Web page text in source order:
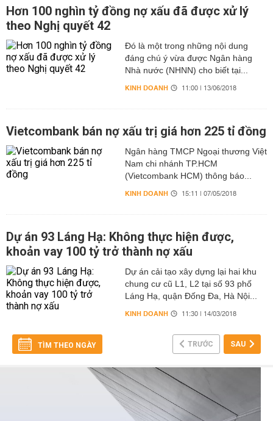
Hơn 100 nghìn tỷ đồng nợ xấu đã được xử lý
theo Nghị quyết 42
Đó là một trong những nội dung
đáng chú ý vừa được Ngân hàng
Nhà nước (NHNN) cho biết tại...
KINH DOANH 11:00 | 13/06/2018
Vietcombank bán nợ xấu trị giá hơn 225 tỉ đồng
Ngân hàng TMCP Ngoại thương Việt
Nam chi nhánh TP.HCM
(Vietcombank HCM) thông báo...
KINH DOANH 15:11 | 07/05/2018
Dự án 93 Láng Hạ: Không thực hiện được,
khoản vay 100 tỷ trở thành nợ xấu
Dự án cải tạo xây dựng lại hai khu
chung cư cũ L1, L2 tại số 93 phố
Láng Hạ, quận Đống Đa, Hà Nội...
KINH DOANH 11:30 | 14/03/2018
TÌM THEO NGÀY TRƯỚC SAU